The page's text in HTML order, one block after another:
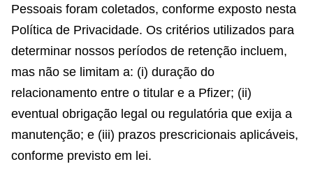
Pessoais foram coletados, conforme exposto nesta
Política de Privacidade. Os critérios utilizados para
determinar nossos períodos de retenção incluem,
mas não se limitam a: (i) duração do
relacionamento entre o titular e a Pfizer; (ii)
eventual obrigação legal ou regulatória que exija a
manutenção; e (iii) prazos prescricionais aplicáveis,
conforme previsto em lei.